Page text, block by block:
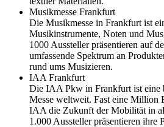
Musikmesse Frankfurt
Die Musikmesse in Frankfurt ist
Musikinstrumente, Noten und
1000 Aussteller präsentieren auf
umfassende Spektrum an
rund ums Musizieren.
IAA Frankfurt
Die IAA Pkw in Frankfurt ist eine
Messe weltweit. Fast eine Million
IAA die Zukunft der Mobilität in
1.000 Aussteller präsentieren ihre